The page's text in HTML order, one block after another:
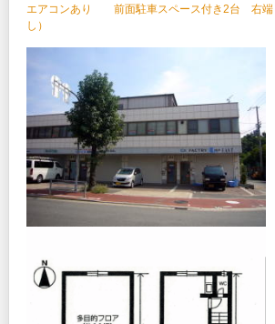
エアコンあり 前面駐車スペース付き2台 右
し）